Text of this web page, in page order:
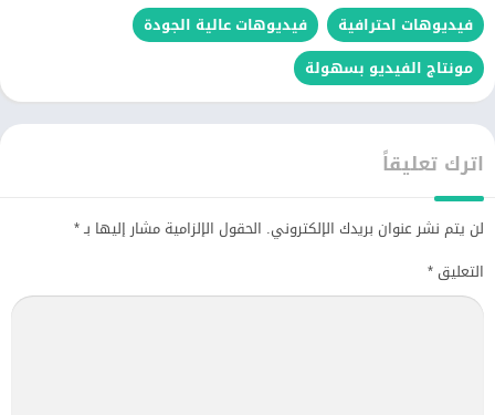
فيديوهات احترافية
فيديوهات عالية الجودة
مونتاج الفيديو بسهولة
اترك تعليقاً
لن يتم نشر عنوان بريدك الإلكتروني. الحقول الإلزامية مشار إليها بـ*
التعليق *